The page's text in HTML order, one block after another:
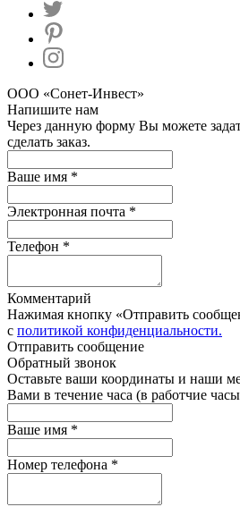
ООО «Сонет-Инвест»
Напишите нам
Через данную форму Вы можете
сделать заказ.
Ваше имя *
Электронная почта *
Телефон *
Комментарий
Нажимая кнопку «Отправить
с политикой конфиденциальности.
Отправить сообщение
Обратный звонок
Оставьте ваши координаты и наши
Вами в течение часа (в работчие
Ваше имя *
Номер телефона *